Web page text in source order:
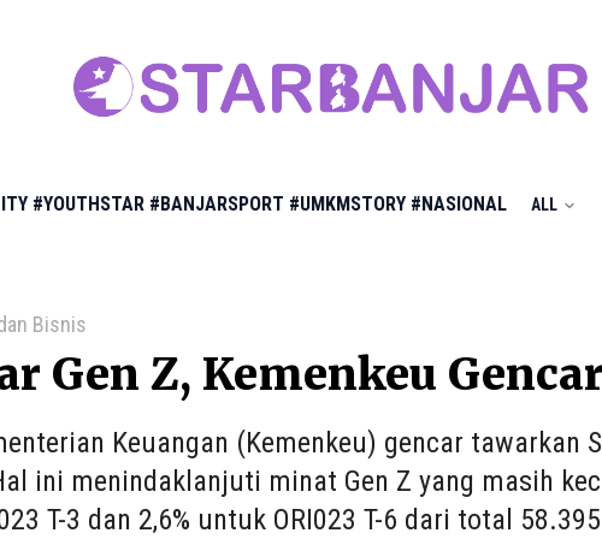
#YOUTHSTAR #BANJARSPORT #UMKMSTORY #NASIONAL ALL
Bisnis
Gen Z, Kemenkeu
Keuangan (Kemenkeu) gencar tawarkan
ini menindaklanjuti minat Gen Z yang masih
T-3 dan 2,6% untuk ORI023 T-6 dari total